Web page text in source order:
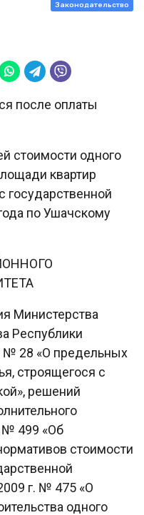
Законодательство
после оплаты
стоимости одного
квартир
по Ушачскому
Министерства
Республики
№ 28 «О предельных
строящегося с
решений
№ 499 «Об
стоимости
г. № 475 «О
одного